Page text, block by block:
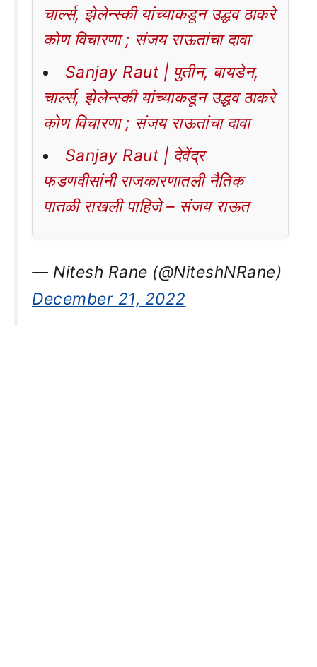
चार्ल्स, झेलेन्स्की यांच्याकडून उद्धव ठाकरे
कोण विचारणा ; संजय राऊतांचा दावा
Sanjay Raut | पुतीन, बायडेन,
चार्ल्स, झेलेन्स्की यांच्याकडून उद्धव ठाकरे
कोण विचारणा ; संजय राऊतांचा दावा
Sanjay Raut | देवेंद्र
फडणवीसांनी राजकारणातली नैतिक
पातळी राखली पाहिजे – संजय राऊत
— Nitesh Rane (@NiteshNRane)
December 21, 2022